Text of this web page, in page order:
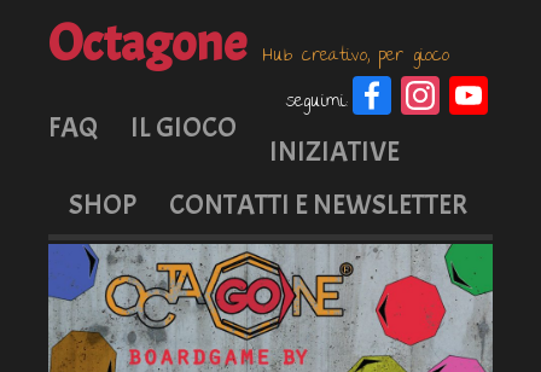
Octagone Hub creativo, per gioco
seguimi:
FAQ IL GIOCO
INIZIATIVE
SHOP
CONTATTI E NEWSLETTER